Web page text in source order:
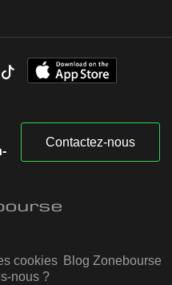
Contactez-nous
cookies Blog Zonebourse
nous ?